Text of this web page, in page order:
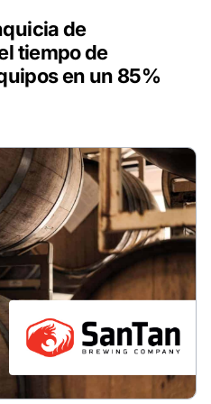
de
tiempo de
en un 85%